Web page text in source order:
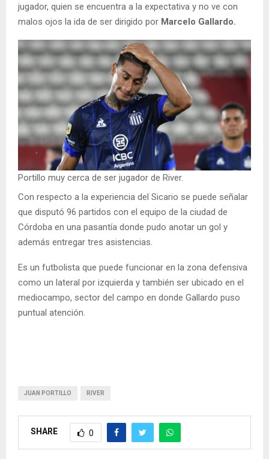
jugador, quien se encuentra a la expectativa y no ve con
malos ojos la ida de ser dirigido por Marcelo Gallardo.
Portillo muy cerca de ser jugador de River.
Con respecto a la experiencia del Sicario se puede señalar
que disputó 96 partidos con el equipo de la ciudad de
Córdoba en una pasantía donde pudo anotar un gol y
además entregar tres asistencias.
Es un futbolista que puede funcionar en la zona defensiva
como un lateral por izquierda y también ser ubicado en el
mediocampo, sector del campo en donde Gallardo puso
puntual atención.
JUAN PORTILLO RIVER
SHARE 0